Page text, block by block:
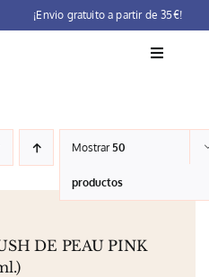
¡Envio gratuito a partir de 35€!
Toggle
Mostrar50
productos
DE PEAU PINK